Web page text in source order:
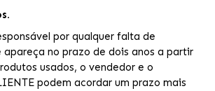
por qualquer falta de
no prazo de dois anos a partir
usados, o vendedor e o
podem acordar um prazo mais